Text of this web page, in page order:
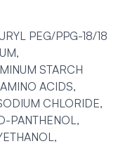
PEG/PPG-18/18
STARCH
ACIDS,
CHLORIDE,
PANTHENOL,